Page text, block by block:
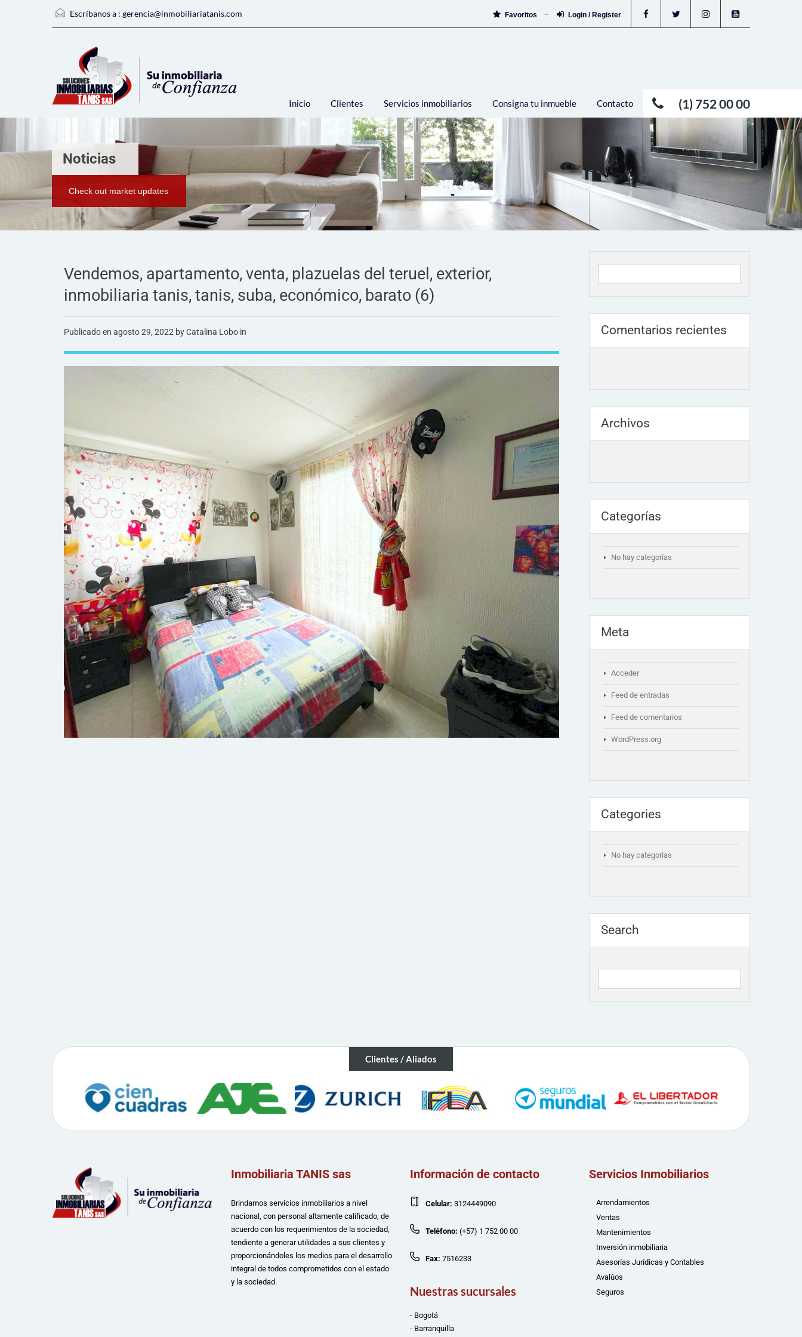
Escríbanos a : gerencia@inmobiliariatanis.com Favoritos Login / Register
(1) 752 00 00
Inicio Clientes Servicios inmobiliarios Consigna tu inmueble Contacto
Noticias
Check out market updates
Vendemos, apartamento, venta, plazuelas del teruel, exterior,
inmobiliaria tanis, tanis, suba, económico, barato (6)
Publicado en agosto 29, 2022 by Catalina Lobo in Comentarios recientes
Archivos
Categorías
No hay categorías
Meta
Acceder
Feed de entradas
Feed de comentarios
WordPress.org
Categories
No hay categorías
Search
Clientes / Aliados
Inmobiliaria TANIS sas
Brindamos servicios inmobiliarios a nivel
nacional, con personal altamente calificado, de
acuerdo con los requerimientos de la sociedad,
tendiente a generar utilidades a sus clientes y
proporcionándoles los medios para el desarrollo
integral de todos comprometidos con el estado
y la sociedad.
Información de contacto
Celular: 3124449090
Teléfono: (+57) 1 752 00 00
Fax: 7516233
Nuestras sucursales
- Bogotá
- Barranquilla
Servicios Inmobiliarios
Arrendamientos
Ventas
Mantenimientos
Inversión inmobiliaria
Asesorías Jurídicas y Contables
Avalúos
Seguros